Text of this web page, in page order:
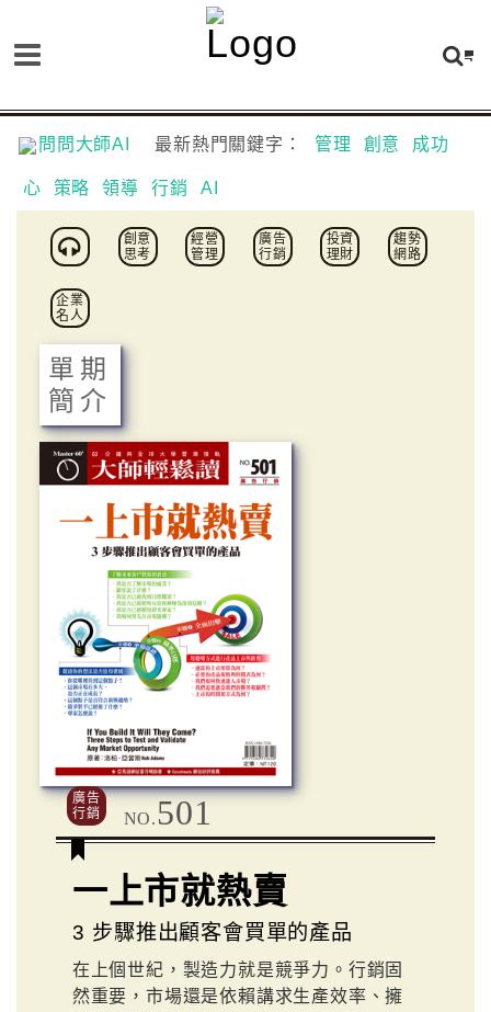
問問大師AI 最新熱門關鍵字： 管理 創意 成功
心 策略 領導 行銷 AI
創意
思考
經營
管理
廣告
行銷
投資
理財
趨勢
網路
企業
名人
單期
簡介
廣告
行銷
NO. 501
一上市就熱賣
3 步驟推出顧客會買單的產品
在上個世紀，製造力就是競爭力。行銷固
然重要，市場還是依賴講求生產效率、擁